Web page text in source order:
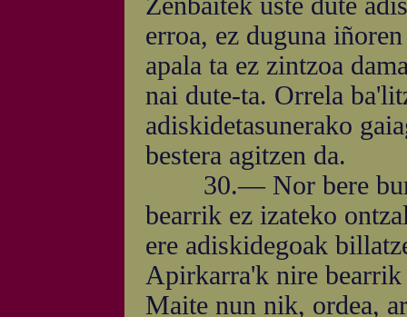
erroa, ez duguna
apala ta ez zintzoa
nai dute-ta. Orrela
adiskidetasunerako
bestera agitzen da.
30.— Nor bere
bearrik ez izateko
ere adiskidegoak
Apirkarra'k nire
Maite nun nik, ordea,